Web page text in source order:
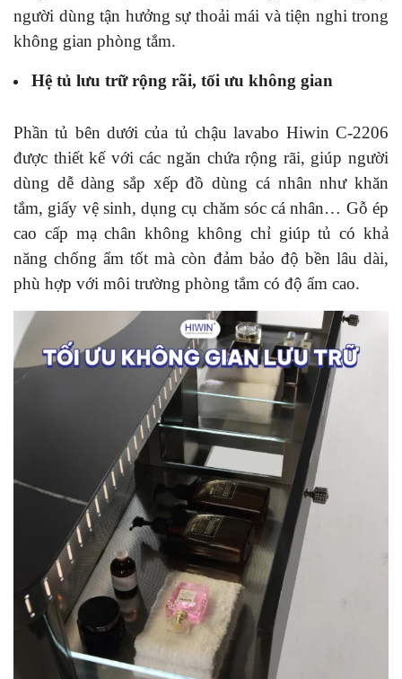
người dùng tận hưởng sự thoải mái và tiện nghi trong
không gian phòng tắm.
Hệ tủ lưu trữ rộng rãi, tối ưu không gian
Phần tủ bên dưới của tủ chậu lavabo Hiwin C-2206
được thiết kế với các ngăn chứa rộng rãi, giúp người
dùng dễ dàng sắp xếp đồ dùng cá nhân như khăn
tắm, giấy vệ sinh, dụng cụ chăm sóc cá nhân… Gỗ ép
cao cấp mạ chân không không chỉ giúp tủ có khả
năng chống ẩm tốt mà còn đảm bảo độ bền lâu dài,
phù hợp với môi trường phòng tắm có độ ẩm cao.